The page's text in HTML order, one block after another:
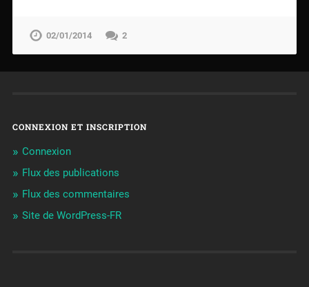
02/01/2014 2
CONNEXION ET INSCRIPTION
Connexion
Flux des publications
Flux des commentaires
Site de WordPress-FR